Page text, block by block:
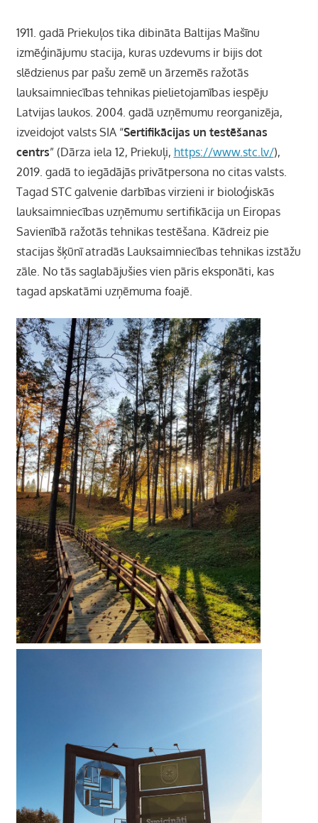
1911. gadā Priekuļos tika dibināta Baltijas Mašīnu
izmēģinājumu stacija, kuras uzdevums ir bijis dot
slēdzienus par pašu zemē un ārzemēs ražotās
lauksaimniecības tehnikas pielietojamības iespēju
Latvijas laukos. 2004. gadā uzņēmumu reorganizēja,
izveidojot valsts SIA “Sertifikācijas un testēšanas
centrs” (Dārza iela 12, Priekuļi, https://www.stc.lv/),
2019. gadā to iegādājās privātpersona no citas valsts.
Tagad STC galvenie darbības virzieni ir bioloģiskās
lauksaimniecības uzņēmumu sertifikācija un Eiropas
Savienībā ražotās tehnikas testēšana. Kādreiz pie
stacijas šķūnī atradās Lauksaimniecības tehnikas izstāžu
zāle. No tās saglabājušies vien pāris eksponāti, kas
tagad apskatāmi uzņēmuma foajē.